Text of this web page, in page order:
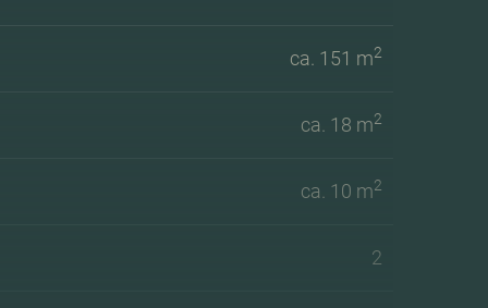
ca. 151 m2
ca. 18 m2
ca. 10 m2
2